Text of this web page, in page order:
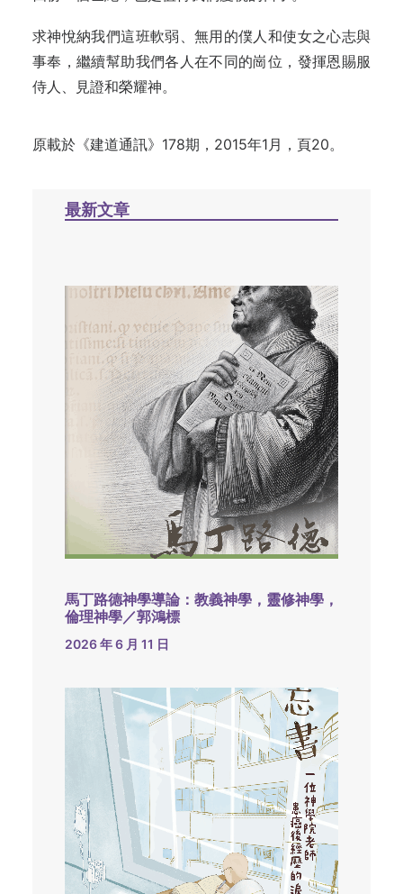
求神悅納我們這班軟弱、無用的僕人和使女之心志與
事奉，繼續幫助我們各人在不同的崗位，發揮恩賜服
侍人、見證和榮耀神。
原載於《建道通訊》178期，2015年1月，頁20。
最新文章
馬丁路德神學導論：教義神學，靈修神學，
倫理神學／郭鴻標
2026 年 6 月 11 日